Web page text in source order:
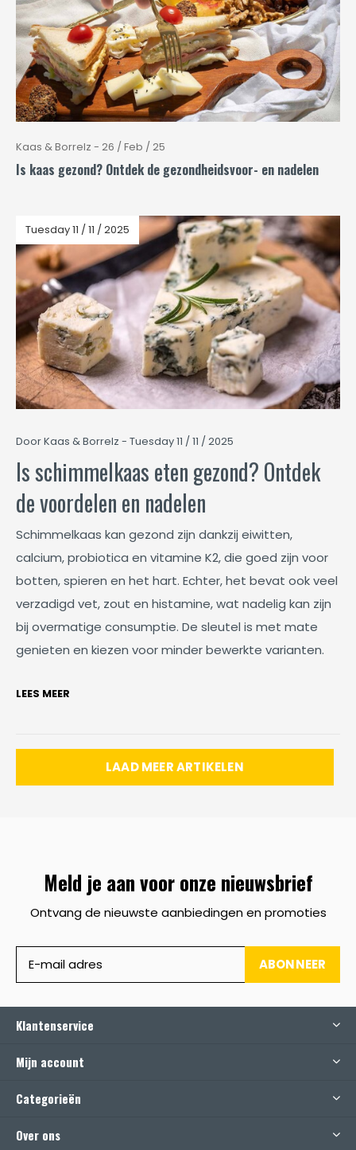
Kaas & Borrelz - 26 / Feb / 25
Is kaas gezond? Ontdek de gezondheidsvoor- en nadelen
Tuesday 11 / 11 / 2025
Door Kaas & Borrelz - Tuesday 11 / 11 / 2025
Is schimmelkaas eten gezond? Ontdek
de voordelen en nadelen
Schimmelkaas kan gezond zijn dankzij eiwitten,
calcium, probiotica en vitamine K2, die goed zijn voor
botten, spieren en het hart. Echter, het bevat ook veel
verzadigd vet, zout en histamine, wat nadelig kan zijn
bij overmatige consumptie. De sleutel is met mate
genieten en kiezen voor minder bewerkte varianten.
LEES MEER
LAAD MEER ARTIKELEN
Meld je aan voor onze nieuwsbrief
Ontvang de nieuwste aanbiedingen en promoties
ABONNEER
Klantenservice
Mijn account
Categorieën
Over ons